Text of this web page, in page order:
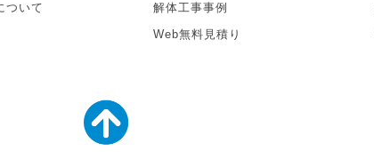
ついて 解体工事事例
Web無料見積り